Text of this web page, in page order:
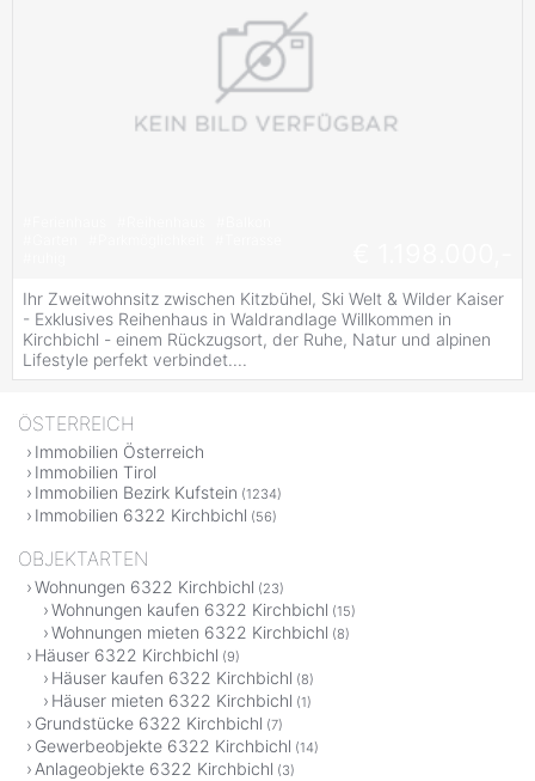
Ihr Zweitwohnsitz zwischen Kitzbühel, Ski Welt & Wilder Kaiser
- Exklusives Reihenhaus in Waldrandlage Willkommen in
Kirchbichl - einem Rückzugsort, der Ruhe, Natur und alpinen
Lifestyle perfekt verbindet....
ÖSTERREICH
Immobilien Österreich
Immobilien Tirol
Immobilien Bezirk Kufstein (1234)
Immobilien 6322 Kirchbichl (56)
OBJEKTARTEN
Wohnungen 6322 Kirchbichl (23)
Wohnungen kaufen 6322 Kirchbichl (15)
Wohnungen mieten 6322 Kirchbichl (8)
Häuser 6322 Kirchbichl (9)
Häuser kaufen 6322 Kirchbichl (8)
Häuser mieten 6322 Kirchbichl (1)
Grundstücke 6322 Kirchbichl (7)
Gewerbeobjekte 6322 Kirchbichl (14)
Anlageobjekte 6322 Kirchbichl (3)